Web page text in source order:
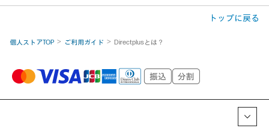
トップに戻る
個人ストアTOP ご利用ガイド Directplusとは？